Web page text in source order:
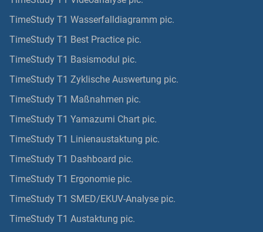
TimeStudy T1 Wasserfalldiagramm pic.
TimeStudy T1 Best Practice pic.
TimeStudy T1 Basismodul pic.
TimeStudy T1 Zyklische Auswertung pic.
TimeStudy T1 Maßnahmen pic.
TimeStudy T1 Yamazumi Chart pic.
TimeStudy T1 Linienaustaktung pic.
TimeStudy T1 Dashboard pic.
TimeStudy T1 Ergonomie pic.
TimeStudy T1 SMED/EKUV-Analyse pic.
TimeStudy T1 Austaktung pic.